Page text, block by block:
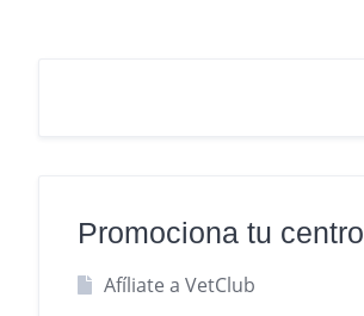
Promociona tu centro
Afíliate a VetClub